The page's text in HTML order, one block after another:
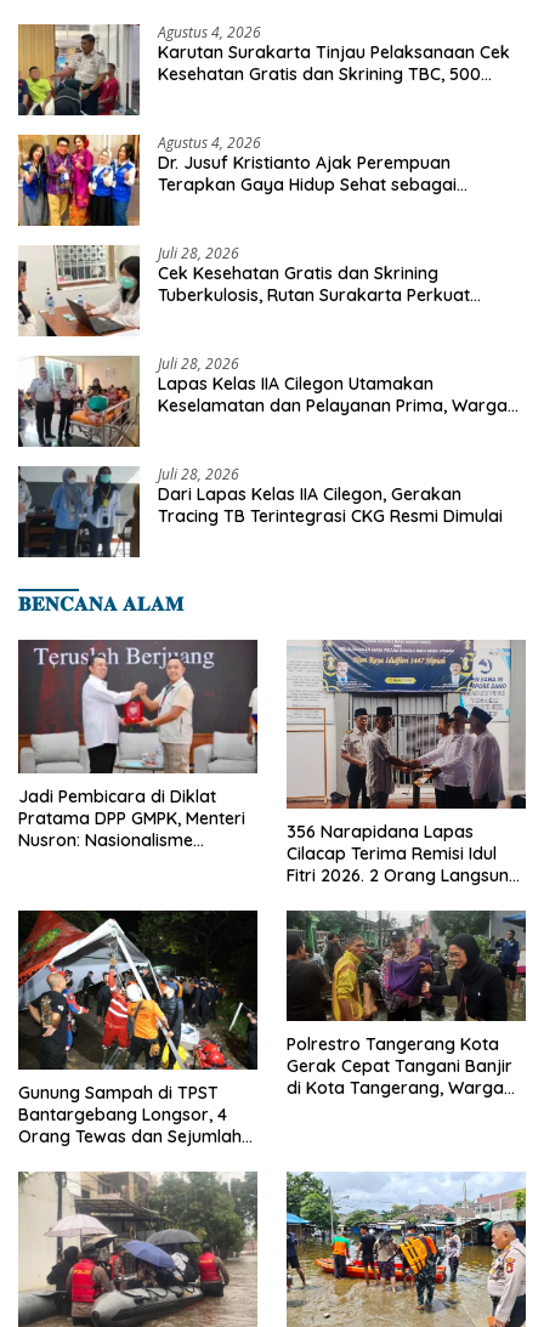
Agustus 4, 2026
Karutan Surakarta Tinjau Pelaksanaan Cek
Kesehatan Gratis dan Skrining TBC, 500
Agustus 4, 2026
Dr. Jusuf Kristianto Ajak Perempuan
Terapkan Gaya Hidup Sehat sebagai
Juli 28, 2026
Cek Kesehatan Gratis dan Skrining
Tuberkulosis, Rutan Surakarta Perkuat
Juli 28, 2026
Lapas Kelas IIA Cilegon Utamakan
Keselamatan dan Pelayanan Prima, Warga
Juli 28, 2026
Dari Lapas Kelas IIA Cilegon, Gerakan
Tracing TB Terintegrasi CKG Resmi Dimulai
𝐁𝐄𝐍𝐂𝐀𝐍𝐀 𝐀𝐋𝐀𝐌
Jadi Pembicara di Diklat
Pratama DPP GMPK, Menteri
Nusron: Nasionalisme
356 Narapidana Lapas
Cilacap Terima Remisi Idul
Fitri 2026. 2 Orang Langsung
Gunung Sampah di TPST
Bantargebang Longsor, 4
Orang Tewas dan Sejumlah
Polrestro Tangerang Kota
Gerak Cepat Tangani Banjir
di Kota Tangerang, Warga